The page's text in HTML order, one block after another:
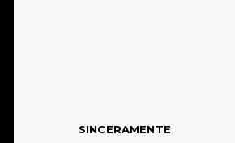
SINCERAMENTE